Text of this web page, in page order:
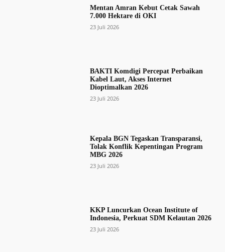
Mentan Amran Kebut Cetak Sawah
7.000 Hektare di OKI
23 Juli 2026
BAKTI Komdigi Percepat Perbaikan
Kabel Laut, Akses Internet
Dioptimalkan 2026
23 Juli 2026
Kepala BGN Tegaskan Transparansi,
Tolak Konflik Kepentingan Program
MBG 2026
23 Juli 2026
KKP Luncurkan Ocean Institute of
Indonesia, Perkuat SDM Kelautan 2026
23 Juli 2026